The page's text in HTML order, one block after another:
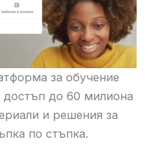
за обучение
достъп до 60 милиона
и решения за
по стъпка.